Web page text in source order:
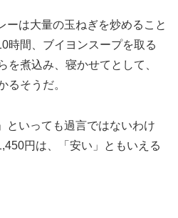
ーは大量の玉ねぎを炒めること
時間、ブイヨンスープを取る
を煮込み、寝かせてとして、
るそうだ。
といっても過言ではないわけ
円は、「安い」ともいえる